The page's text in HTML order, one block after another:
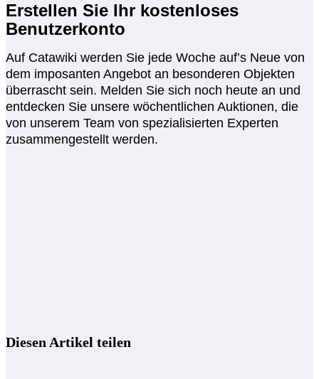
Erstellen Sie Ihr kostenloses
Benutzerkonto
Auf Catawiki werden Sie jede Woche auf’s Neue von
dem imposanten Angebot an besonderen Objekten
überrascht sein. Melden Sie sich noch heute an und
entdecken Sie unsere wöchentlichen Auktionen, die
von unserem Team von spezialisierten Experten
zusammengestellt werden.
Diesen Artikel teilen